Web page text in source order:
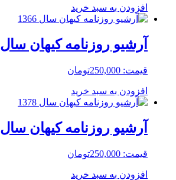
افزودن به سبد خرید
آرشیو روزنامه کیهان سال 1366
قیمت: 250,000تومان
افزودن به سبد خرید
آرشیو روزنامه کیهان سال 1378
قیمت: 250,000تومان
افزودن به سبد خرید